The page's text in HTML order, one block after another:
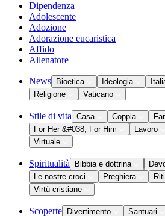
Dipendenza
Adolescente
Adozione
Adorazione eucaristica
Affido
Allenatore
News Bioetica Ideologia
Religione
Vaticano
Stile di vita Casa Coppia
For Her &#038; For Him
Lavoro
Virtuale
Spiritualità Bibbia e dottrina
Le nostre croci
Preghiera Riti
Virtù cristiane
Scoperte Divertimento Santuari